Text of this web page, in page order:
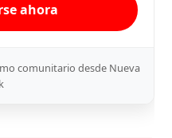
ahora
comunitario desde Nueva